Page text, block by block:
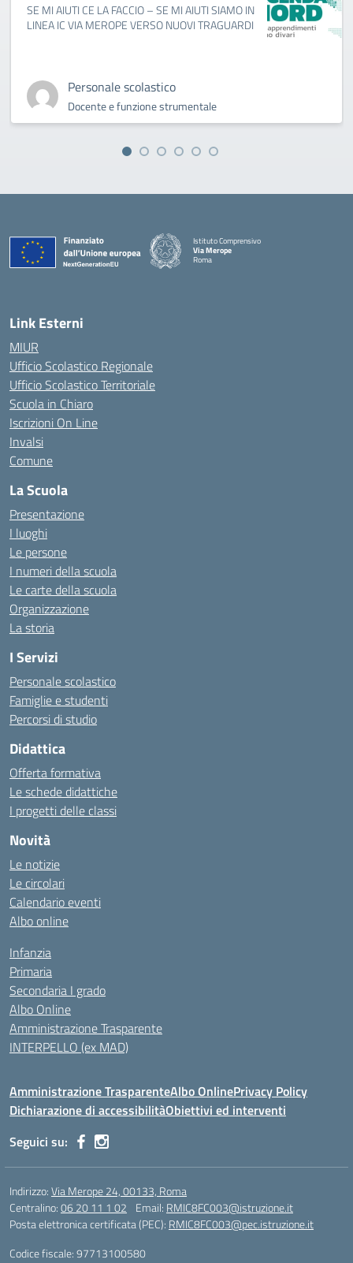
SE MI AIUTI CE LA FACCIO – SE MI AIUTI SIAMO IN
LINEA IC VIA MEROPE VERSO NUOVI TRAGUARDI
Personale scolastico
Docente e funzione strumentale
Istituto Comprensivo
Via Merope
Roma
Link Esterni
MIUR
Ufficio Scolastico Regionale
Ufficio Scolastico Territoriale
Scuola in Chiaro
Iscrizioni On Line
Invalsi
Comune
La Scuola
Presentazione
I luoghi
Le persone
I numeri della scuola
Le carte della scuola
Organizzazione
La storia
I Servizi
Personale scolastico
Famiglie e studenti
Percorsi di studio
Didattica
Offerta formativa
Le schede didattiche
I progetti delle classi
Novità
Le notizie
Le circolari
Calendario eventi
Albo online
Infanzia
Primaria
Secondaria I grado
Albo Online
Amministrazione Trasparente
INTERPELLO (ex MAD)
Amministrazione TrasparenteAlbo OnlinePrivacy Policy
Dichiarazione di accessibilitàObiettivi ed interventi
Seguici su:
Indirizzo:Via Merope 24, 00133, Roma
Centralino:06 20 11 1 02 Email: RMIC8FC003@istruzione.it
Posta elettronica certificata (PEC): RMIC8FC003@pec.istruzione.it
Codice fiscale: 97713100580